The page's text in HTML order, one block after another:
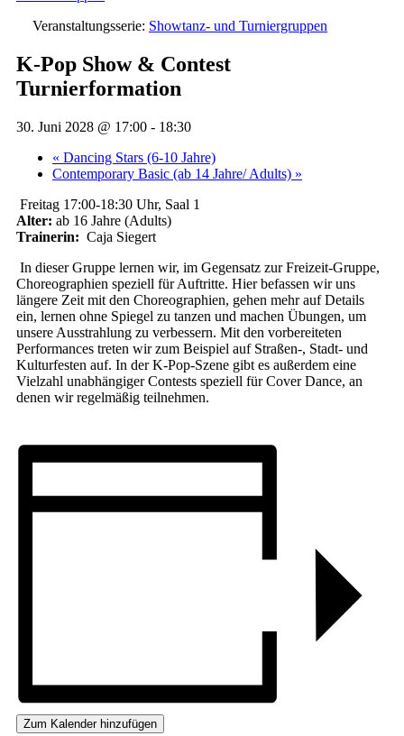
Veranstaltungsserie: Showtanz- und Turniergruppen
K-Pop Show & Contest
Turnierformation
30. Juni 2028 @ 17:00 - 18:30
« Dancing Stars (6-10 Jahre)
Contemporary Basic (ab 14 Jahre/ Adults) »
Freitag 17:00-18:30 Uhr, Saal 1
Alter: ab 16 Jahre (Adults)
Trainerin: Caja Siegert
In dieser Gruppe lernen wir, im Gegensatz zur Freizeit-Gruppe,
Choreographien speziell für Auftritte. Hier befassen wir uns
längere Zeit mit den Choreographien, gehen mehr auf Details
ein, lernen ohne Spiegel zu tanzen und machen Übungen, um
unsere Ausstrahlung zu verbessern. Mit den vorbereiteten
Performances treten wir zum Beispiel auf Straßen-, Stadt- und
Kulturfesten auf. In der K-Pop-Szene gibt es außerdem eine
Vielzahl unabhängiger Contests speziell für Cover Dance, an
denen wir regelmäßig teilnehmen.
Zum Kalender hinzufügen